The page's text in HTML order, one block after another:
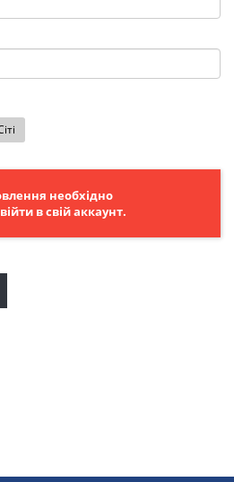
необхідно
в свій аккаунт.